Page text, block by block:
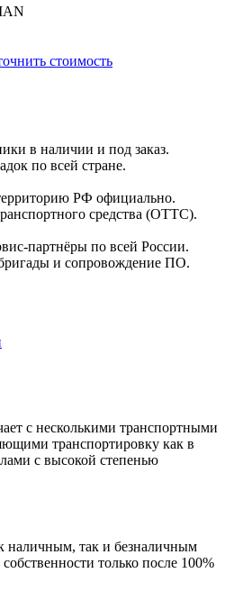
стоимость
в наличии и под заказ.
по всей стране.
РФ официально.
средства (ОТТС).
партнёры по всей России.
и сопровождение ПО.
с несколькими транспортными
транспортировку как в
с высокой степенью
наличным, так и безналичным
только после 100%